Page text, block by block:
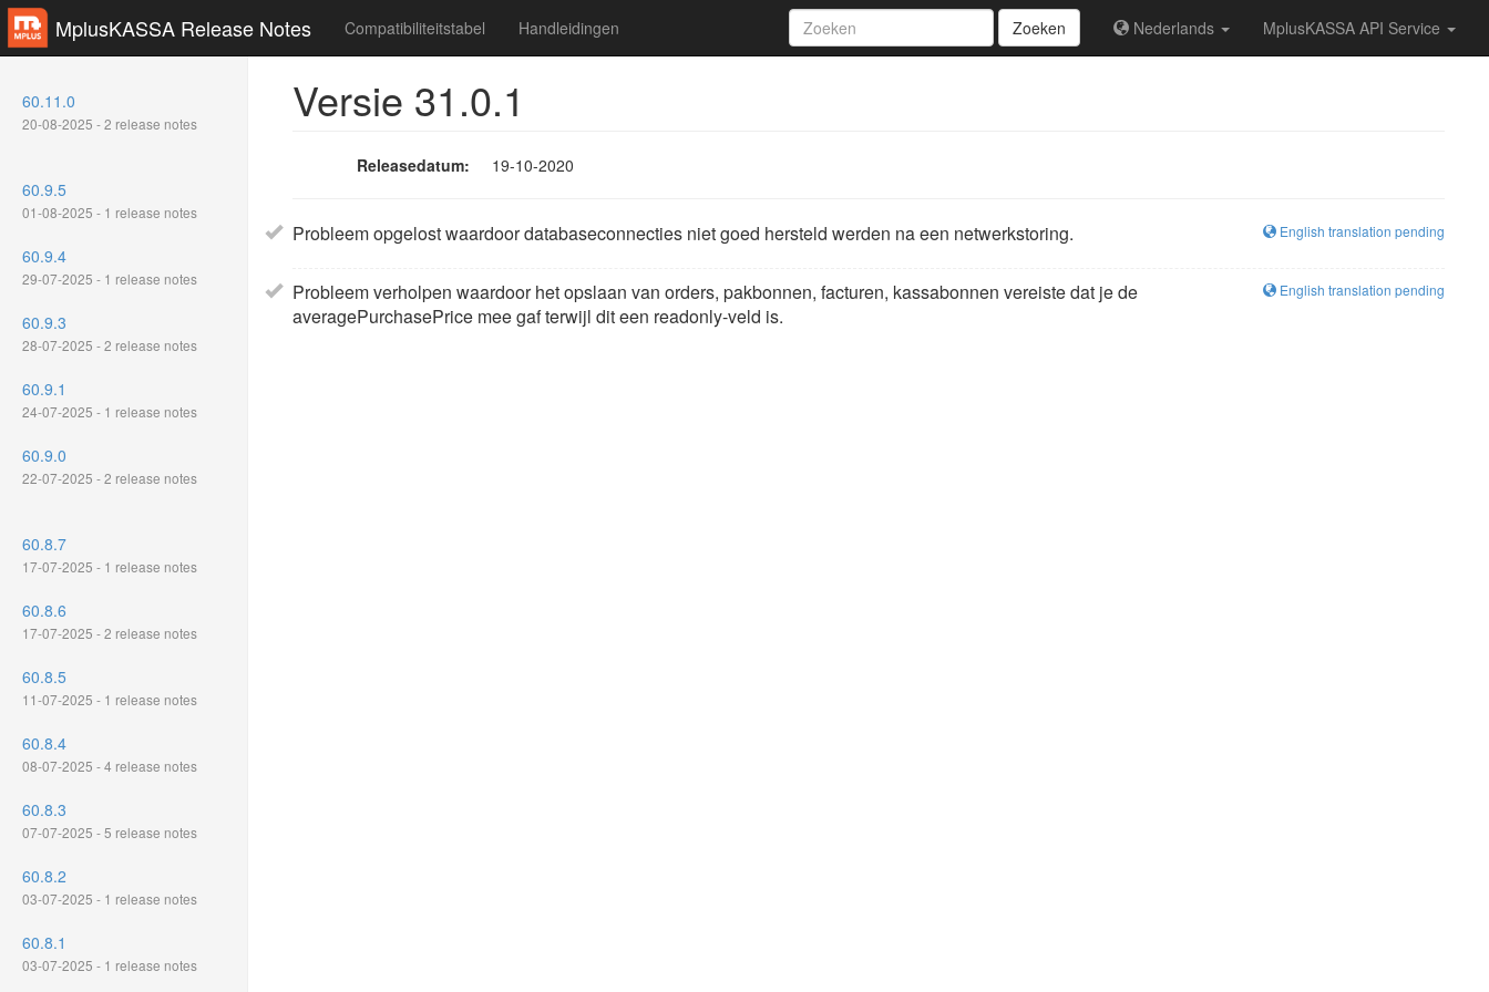
MplusKASSA Release Notes Zoeken Nederlands MplusKASSA API Service
Compatibiliteitstabel Handleidingen
60.11.0
20-08-2025 - 2 release notes
60.9.5
01-08-2025 - 1 release notes
60.9.4
29-07-2025 - 1 release notes
60.9.3
28-07-2025 - 2 release notes
60.9.1
24-07-2025 - 1 release notes
60.9.0
22-07-2025 - 2 release notes
60.8.7
17-07-2025 - 1 release notes
60.8.6
17-07-2025 - 2 release notes
60.8.5
11-07-2025 - 1 release notes
60.8.4
08-07-2025 - 4 release notes
60.8.3
07-07-2025 - 5 release notes
60.8.2
03-07-2025 - 1 release notes
60.8.1
03-07-2025 - 1 release notes
Versie 31.0.1
Releasedatum: 19-10-2020
English translation pending
Probleem opgelost waardoor databaseconnecties niet goed hersteld werden na een netwerkstoring.
English translation pending
Probleem verholpen waardoor het opslaan van orders, pakbonnen, facturen, kassabonnen vereiste dat je de
averagePurchasePrice mee gaf terwijl dit een readonly-veld is.